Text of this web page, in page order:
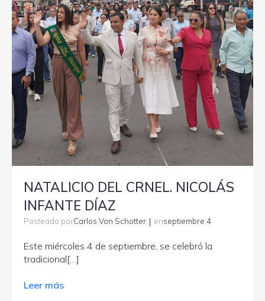
NATALICIO DEL CRNEL. NICOLÁS
INFANTE DÍAZ
Posteado porCarlos Von Schotter | enseptiembre 4
Este miércoles 4 de septiembre, se celebró la
tradicional[…]
Leer más